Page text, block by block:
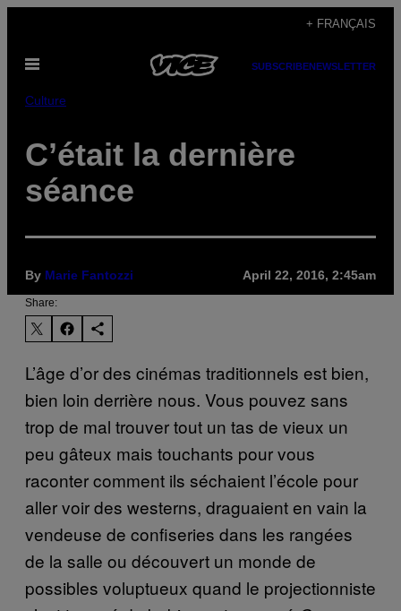
content
+ FRANÇAIS
Open
SUBSCRIBENEWSLETTER
Culture
C’était la dernière
séance
By Marie Fantozzi April 22, 2016, 2:45am
Share:
L’âge d’or des cinémas traditionnels est bien,
bien loin derrière nous. Vous pouvez sans
trop de mal trouver tout un tas de vieux un
peu gâteux mais touchants pour vous
raconter comment ils séchaient l’école pour
aller voir des westerns, draguaient en vain la
vendeuse de confiseries dans les rangées
de la salle ou découvert un monde de
possibles voluptueux quand le projectionniste